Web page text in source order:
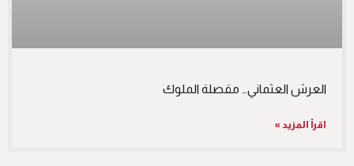
العرش العثماني… مقصلة الملوك
اقرأ المزيد »